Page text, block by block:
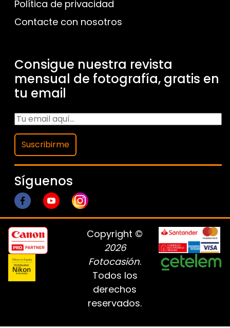
Política de privacidad
Contacte con nosotros
Consigue nuestra revista
mensual de fotografía, gratis en
tu email
Suscribirme
Síguenos
Copyright ©
2026
Fotocasión.
Todos los
derechos
reservados.